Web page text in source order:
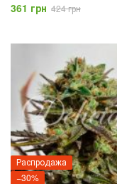
361 грн 424 грн
Распродажа
−30%